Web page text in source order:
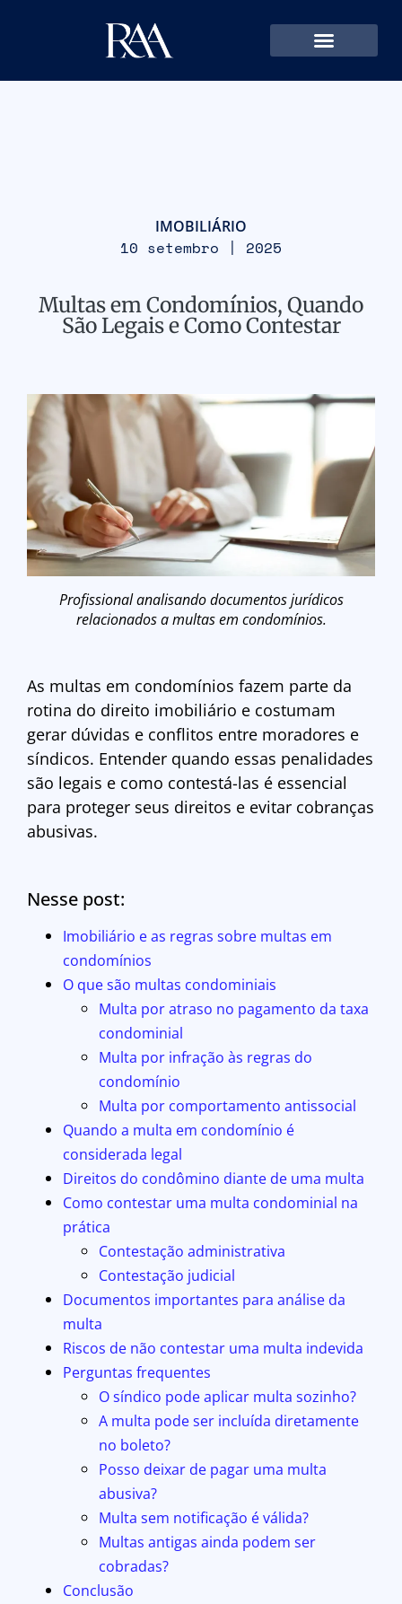
IMOBILIÁRIO
10 setembro | 2025
Multas em Condomínios, Quando
São Legais e Como Contestar
Profissional analisando documentos jurídicos
relacionados a multas em condomínios.
As multas em condomínios fazem parte da
rotina do direito imobiliário e costumam
gerar dúvidas e conflitos entre moradores e
síndicos. Entender quando essas penalidades
são legais e como contestá-las é essencial
para proteger seus direitos e evitar cobranças
abusivas.
Nesse post:
Imobiliário e as regras sobre multas em
condomínios
O que são multas condominiais
Multa por atraso no pagamento da taxa
condominial
Multa por infração às regras do
condomínio
Multa por comportamento antissocial
Quando a multa em condomínio é
considerada legal
Direitos do condômino diante de uma multa
Como contestar uma multa condominial na
prática
Contestação administrativa
Contestação judicial
Documentos importantes para análise da
multa
Riscos de não contestar uma multa indevida
Perguntas frequentes
O síndico pode aplicar multa sozinho?
A multa pode ser incluída diretamente
no boleto?
Posso deixar de pagar uma multa
abusiva?
Multa sem notificação é válida?
Multas antigas ainda podem ser
cobradas?
Conclusão